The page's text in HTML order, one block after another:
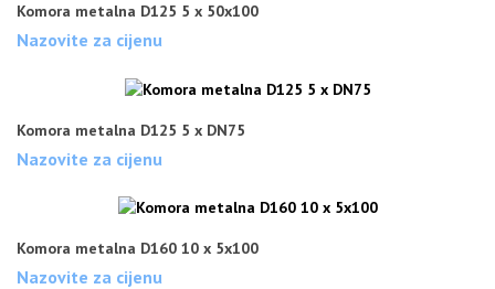
Komora metalna D125 5 x 50x100
Nazovite za cijenu
Komora metalna D125 5 x DN75
Nazovite za cijenu
Komora metalna D160 10 x 5x100
Nazovite za cijenu